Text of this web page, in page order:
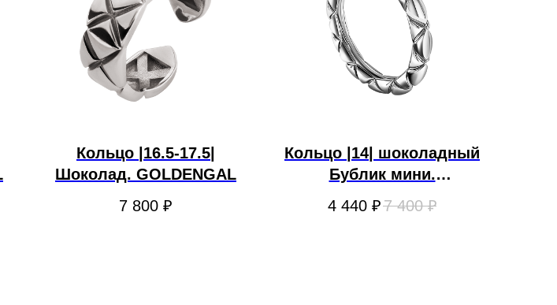
Кольцо |16.5-17.5|
Шоколад. GOLDENGAL
7 800 ₽
Кольцо |14| шоколадный
Бублик мини.
4 440 ₽7 400 ₽